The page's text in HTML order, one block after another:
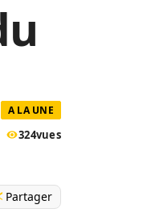
A LA UNE
324vues
Partager